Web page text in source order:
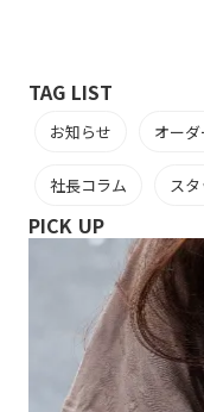
TAG LIST
お知らせ オー
社長コラム ス
PICK UP